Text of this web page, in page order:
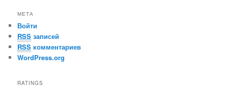
МЕТА
Войти
RSS записей
RSS комментариев
WordPress.org
RATINGS